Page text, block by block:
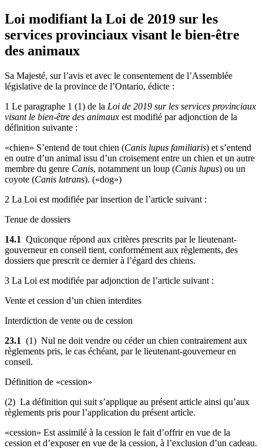
Loi modifiant la Loi de 2019 sur les
services provinciaux visant le bien-être
des animaux
Sa Majesté, sur l’avis et avec le consentement de l’Assemblée
législative de la province de l’Ontario, édicte :
1 Le paragraphe 1 (1) de la Loi de 2019 sur les services provinciaux
visant le bien-être des animaux est modifié par adjonction de la
définition suivante :
«chien» S’entend de tout chien (Canis lupus familiaris) et s’entend
en outre d’un animal issu d’un croisement entre un chien et un autre
membre du genre Canis, notamment un loup (Canis lupus) ou un
coyote (Canis latrans). («dog»)
2 La Loi est modifiée par insertion de l’article suivant :
Tenue de dossiers
14.1 Quiconque répond aux critères prescrits par le lieutenant-
gouverneur en conseil tient, conformément aux règlements, des
dossiers que prescrit ce dernier à l’égard des chiens.
3 La Loi est modifiée par adjonction de l’article suivant :
Vente et cession d’un chien interdites
Interdiction de vente ou de cession
23.1 (1) Nul ne doit vendre ou céder un chien contrairement aux
règlements pris, le cas échéant, par le lieutenant-gouverneur en
conseil.
Définition de «cession»
(2) La définition qui suit s’applique au présent article ainsi qu’aux
règlements pris pour l’application du présent article.
«cession» Est assimilé à la cession le fait d’offrir en vue de la
cession et d’exposer en vue de la cession, à l’exclusion d’un cadeau.